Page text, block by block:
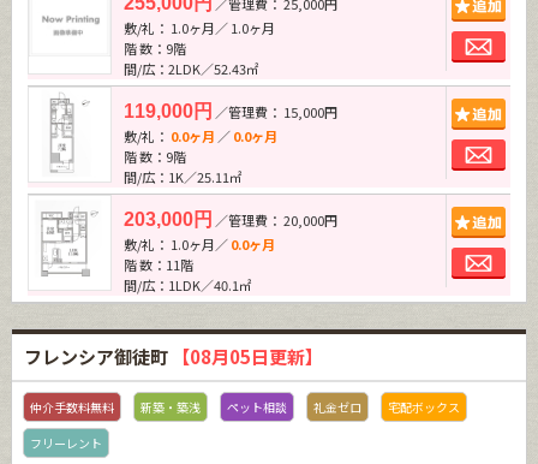
敷/礼： 1.0ヶ月／ 1.0ヶ月
階 数：9階
間/広：2LDK／52.43㎡
119,000円 ／管理費： 15,000円
敷/礼： 0.0ヶ月 ／0.0ヶ月
階 数：9階
間/広：1K／25.11㎡
203,000円 ／管理費： 20,000円
敷/礼： 1.0ヶ月／0.0ヶ月
階 数：11階
間/広：1LDK／40.1㎡
フレンシア御徒町 【08月05日更新】
仲介手数料無料 新築・築浅 ペット相談 礼金ゼロ
宅配ボックス
フリーレント